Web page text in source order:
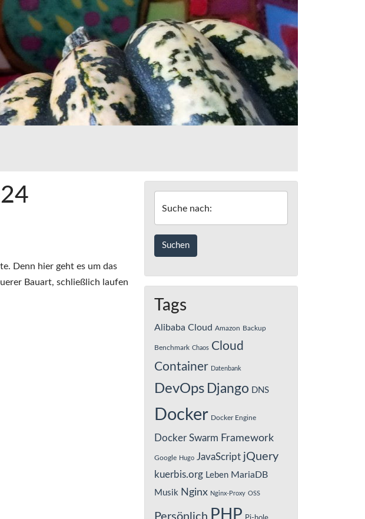
Denn hier geht es um das
Bauart, schließlich laufen
Suche nach:
Tags
Alibaba Cloud Amazon Backup
Benchmark Chaos Cloud
Container Datenbank
DevOps Django DNS
Docker Docker Engine
Docker Swarm Framework
Google Hugo JavaScript jQuery
kuerbis.org Leben MariaDB
Musik Nginx Nginx-Proxy OSS
PHP